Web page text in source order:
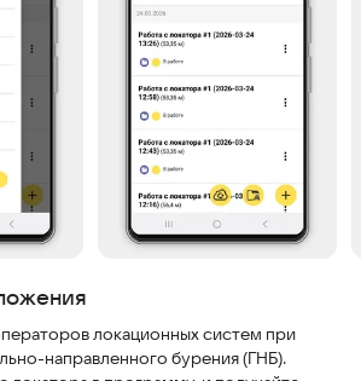
локационных систем при
направленного бурения (ГНБ).